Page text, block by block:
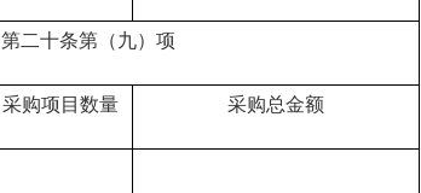
第二十条第（九）项
采购项目数量 采购总金额